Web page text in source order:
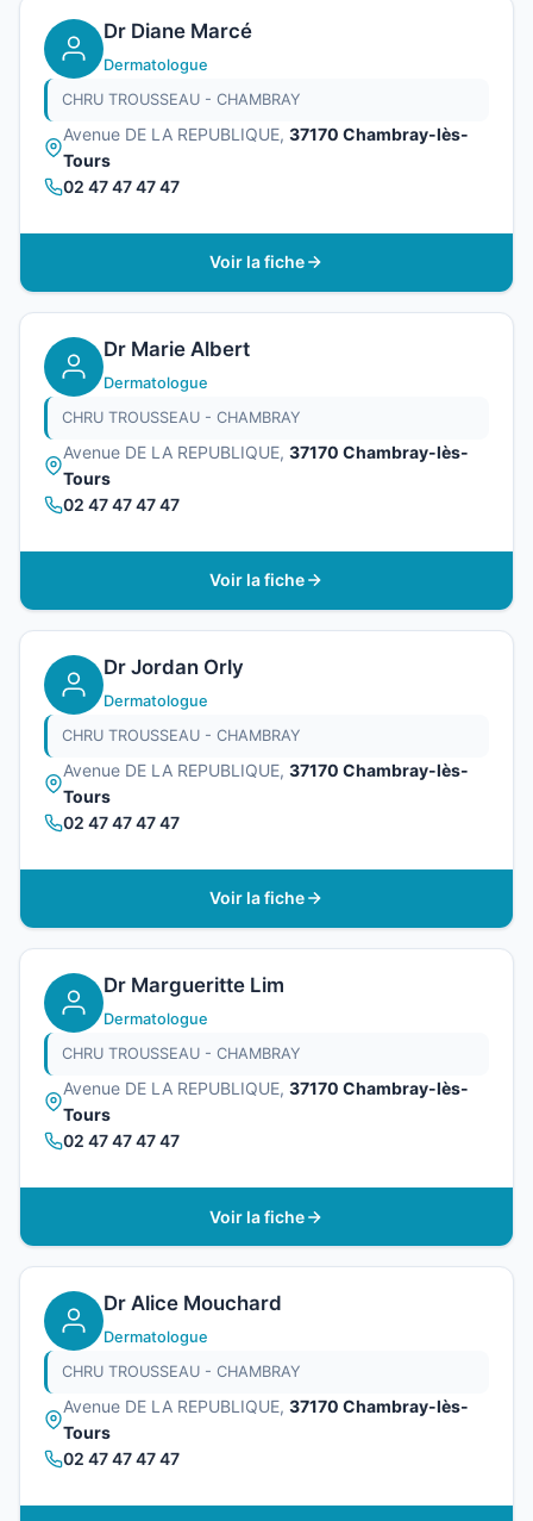
Dr Diane Marcé
Dermatologue
CHRU TROUSSEAU - CHAMBRAY
Avenue DE LA REPUBLIQUE, 37170 Chambray-lès-
Tours
02 47 47 47 47
Voir la fiche
Dr Marie Albert
Dermatologue
CHRU TROUSSEAU - CHAMBRAY
Avenue DE LA REPUBLIQUE, 37170 Chambray-lès-
Tours
02 47 47 47 47
Voir la fiche
Dr Jordan Orly
Dermatologue
CHRU TROUSSEAU - CHAMBRAY
Avenue DE LA REPUBLIQUE, 37170 Chambray-lès-
Tours
02 47 47 47 47
Voir la fiche
Dr Margueritte Lim
Dermatologue
CHRU TROUSSEAU - CHAMBRAY
Avenue DE LA REPUBLIQUE, 37170 Chambray-lès-
Tours
02 47 47 47 47
Voir la fiche
Dr Alice Mouchard
Dermatologue
CHRU TROUSSEAU - CHAMBRAY
Avenue DE LA REPUBLIQUE, 37170 Chambray-lès-
Tours
02 47 47 47 47